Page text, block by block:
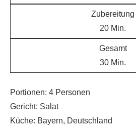
Zubereitung
20 Min.
Gesamt
30 Min.
Portionen: 4 Personen
Gericht: Salat
Küche: Bayern, Deutschland